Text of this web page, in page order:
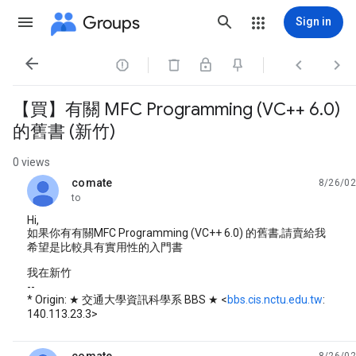
Groups Sign in
   
【買】有關 MFC Programming (VC++ 6.0)
的舊書 (新竹)
0 views
comate
unread,
8/26/02
to
Hi,
如果你有有關MFC Programming (VC++ 6.0) 的舊書,請賣給我
希望是比較具有實用性的入門書
我在新竹
--
* Origin: ★ 交通大學資訊科學系 BBS ★ <bbs.cis.nctu.edu.tw:
140.113.23.3>